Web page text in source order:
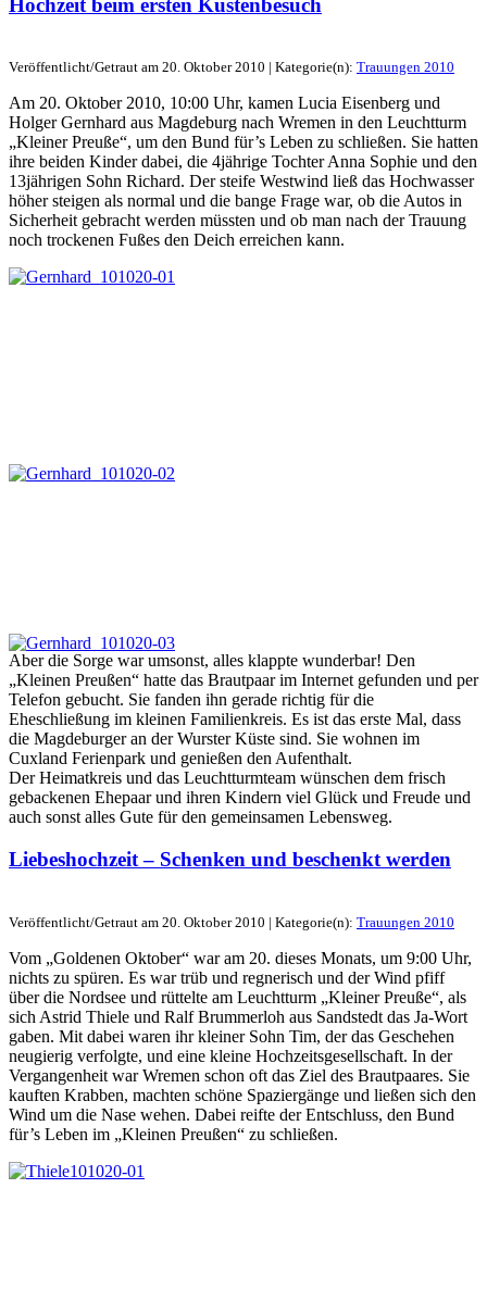
Veröffentlicht/Getraut am 20. Oktober 2010 | Kategorie(n): Trauungen 2010
Am 20. Oktober 2010, 10:00 Uhr, kamen Lucia Eisenberg und
Holger Gernhard aus Magdeburg nach Wremen in den Leuchtturm
„Kleiner Preuße“, um den Bund für’s Leben zu schließen. Sie hatten
ihre beiden Kinder dabei, die 4jährige Tochter Anna Sophie und den
13jährigen Sohn Richard. Der steife Westwind ließ das Hochwasser
höher steigen als normal und die bange Frage war, ob die Autos in
Sicherheit gebracht werden müssten und ob man nach der Trauung
noch trockenen Fußes den Deich erreichen kann.
Aber die Sorge war umsonst, alles klappte wunderbar! Den
„Kleinen Preußen“ hatte das Brautpaar im Internet gefunden und per
Telefon gebucht. Sie fanden ihn gerade richtig für die
Eheschließung im kleinen Familienkreis. Es ist das erste Mal, dass
die Magdeburger an der Wurster Küste sind. Sie wohnen im
Cuxland Ferienpark und genießen den Aufenthalt.
Der Heimatkreis und das Leuchtturmteam wünschen dem frisch
gebackenen Ehepaar und ihren Kindern viel Glück und Freude und
auch sonst alles Gute für den gemeinsamen Lebensweg.
Liebeshochzeit – Schenken und beschenkt werden
Veröffentlicht/Getraut am 20. Oktober 2010 | Kategorie(n): Trauungen 2010
Vom „Goldenen Oktober“ war am 20. dieses Monats, um 9:00 Uhr,
nichts zu spüren. Es war trüb und regnerisch und der Wind pfiff
über die Nordsee und rüttelte am Leuchtturm „Kleiner Preuße“, als
sich Astrid Thiele und Ralf Brummerloh aus Sandstedt das Ja-Wort
gaben. Mit dabei waren ihr kleiner Sohn Tim, der das Geschehen
neugierig verfolgte, und eine kleine Hochzeitsgesellschaft. In der
Vergangenheit war Wremen schon oft das Ziel des Brautpaares. Sie
kauften Krabben, machten schöne Spaziergänge und ließen sich den
Wind um die Nase wehen. Dabei reifte der Entschluss, den Bund
für’s Leben im „Kleinen Preußen“ zu schließen.